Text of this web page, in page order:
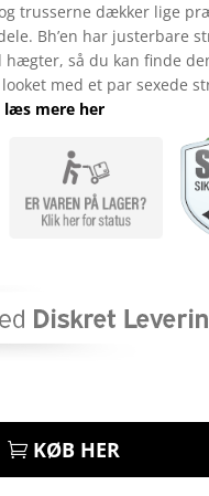
trusserne dækker lige
Bh’en har justerbare
så du kan finde
med et par sexede
læs mere her
KØB HER